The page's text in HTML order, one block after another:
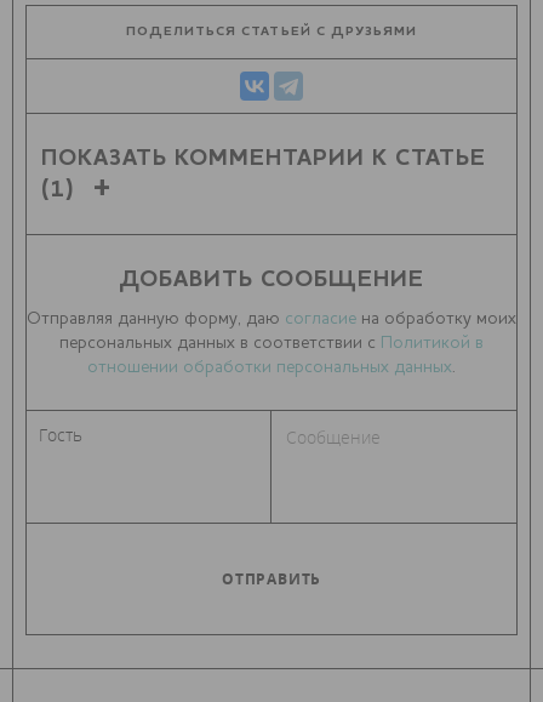
ПОДЕЛИТЬСЯ СТАТЬЕЙ С ДРУЗЬЯМИ
ПОКАЗАТЬ КОММЕНТАРИИ К СТАТЬЕ
(1)
ДОБАВИТЬ СООБЩЕНИЕ
Отправляя данную форму, даю согласие на обработку моих
персональных данных в соответствии с
Политикой в
отношении обработки персональных данных.